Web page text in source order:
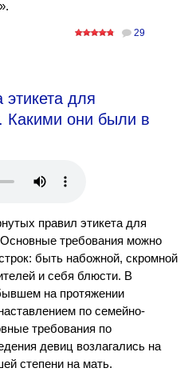
29
для
Какими они были в
правил этикета для
требования можно
быть набожной, скромной
и себя блюсти. В
на протяжении
по семейно-
требования по
девиц возлагались на
степени на мать.